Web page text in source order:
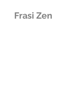
Frasi Zen